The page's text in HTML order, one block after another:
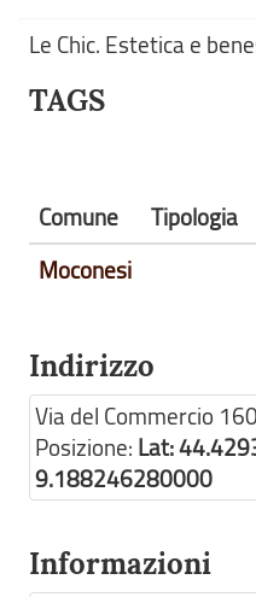
Le Chic. Estetica e
TAGS
Comune Tipologia
Moconesi
Indirizzo
Via del Commercio
Posizione: Lat:
9.188246280000
Informazioni